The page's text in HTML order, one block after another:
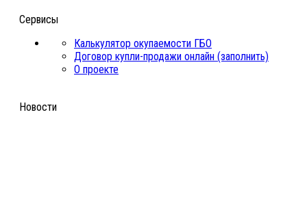
Сервисы
Калькулятор окупаемости ГБО
Договор купли-продажи онлайн (заполнить)
О проекте
Новости